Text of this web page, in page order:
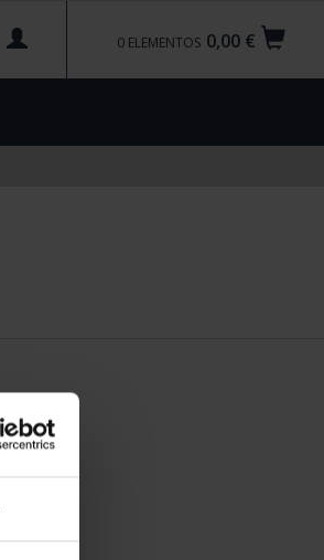
0,00 €
0 ELEMENTOS